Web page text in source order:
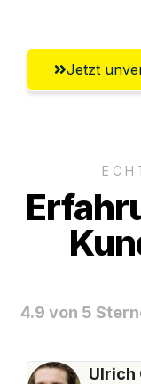
Jetzt
4.9 von 5
Ulrich